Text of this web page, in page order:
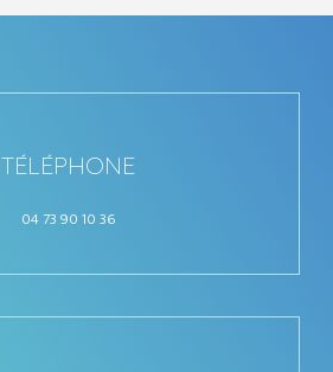
TÉLÉPHONE
04 73 90 10 36